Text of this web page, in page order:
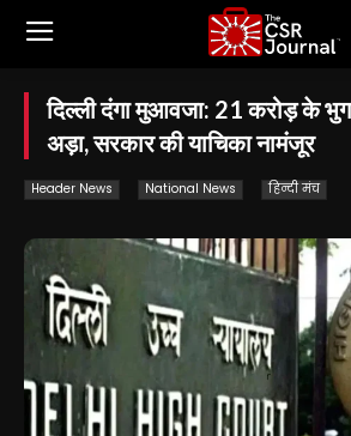
दिल्ली दंगा मुआवजा: 21 करोड़ के
अड़ा, सरकार की याचिका नामंजूर
Header News National News हिन्दी मंच